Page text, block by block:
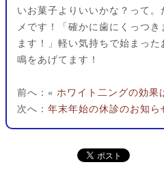
いお菓子よりいいかな？って
メです！「確かに歯にくっつ
ます！」軽い気持ちで始まっ
鳴をあげてます！
前へ：« ホワイト二ングの効果
次へ： 年末年始の休診のお知ら